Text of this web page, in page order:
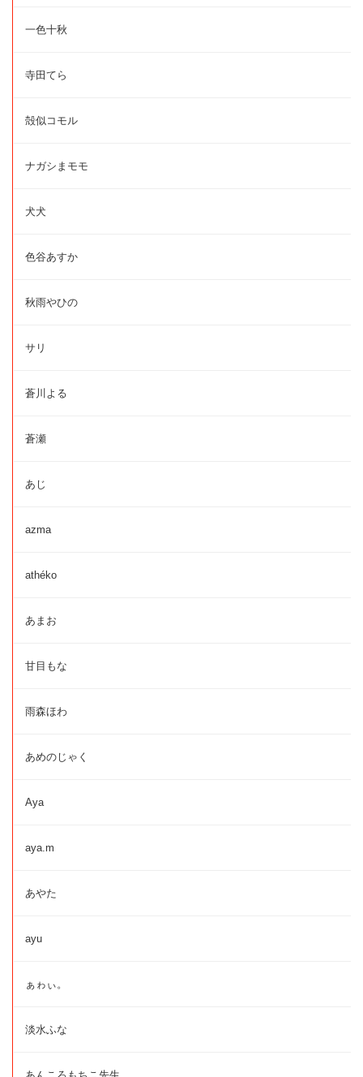
一色十秋
寺田てら
殻似コモル
ナガシまモモ
犬犬
色谷あすか
秋雨やひの
サリ
蒼川よる
蒼瀬
あじ
azma
athéko
あまお
甘目もな
雨森ほわ
あめのじゃく
Aya
aya.m
あやた
ayu
ぁゎぃ。
淡水ふな